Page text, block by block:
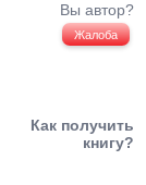
Вы автор?
Жалоба
Как получить
книгу?